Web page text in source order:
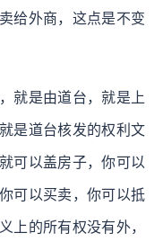
给外商，这点是不变
就是由道台，就是上
是道台核发的权利文
可以盖房子，你可以
可以买卖，你可以抵
的所有权没有外，